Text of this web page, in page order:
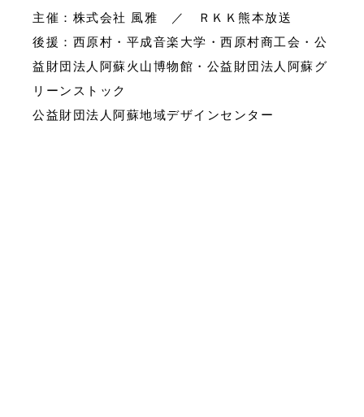
主催：株式会社 風雅 ／ ＲＫＫ熊本放送
後援：西原村・平成音楽大学・西原村商工会・公
益財団法人阿蘇火山博物館・公益財団法人阿蘇グ
リーンストック
公益財団法人阿蘇地域デザインセンター